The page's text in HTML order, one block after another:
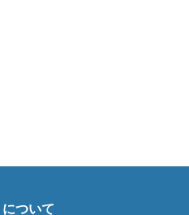
ついて